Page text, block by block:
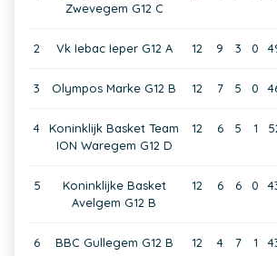
Zwevegem G12 C
2 Vk Iebac Ieper G12 A 12 9 3 0
3 Olympos Marke G12 B 12 7 5 0
4
Koninklijk Basket Team
ION Waregem G12 D
12 6 5 1
5
Koninklijke Basket
Avelgem G12 B
12 6 6 0
6 BBC Gullegem G12 B 12 4 7 1